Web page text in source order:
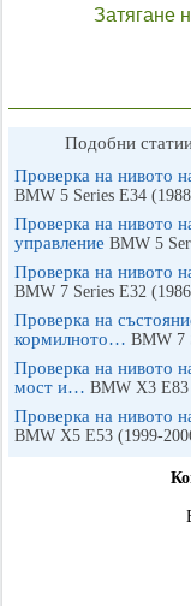
Затягане
Подобни
Проверка на нивото
BMW 5 Series E34
Проверка на нивото
управление BMW 5
Проверка на нивото
BMW 7 Series E32
Проверка на
кормилното… BMW 7
Проверка на нивото
мост и… BMW X3 Е83
Проверка на нивото
BMW X5 E53 (1999-